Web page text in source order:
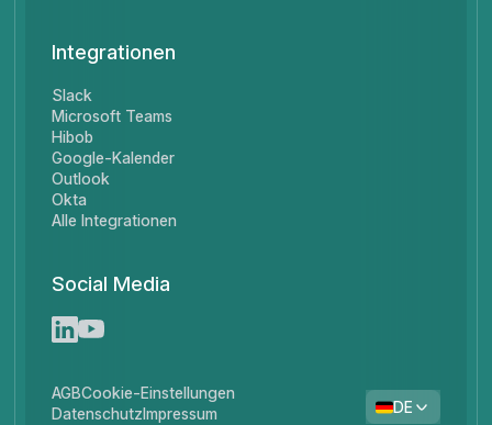
Social Media
Integrationen
Slack
Microsoft Teams
Hibob
Google-Kalender
Outlook
Okta
Alle Integrationen
AGBCookie-Einstellungen
DatenschutzImpressum DE